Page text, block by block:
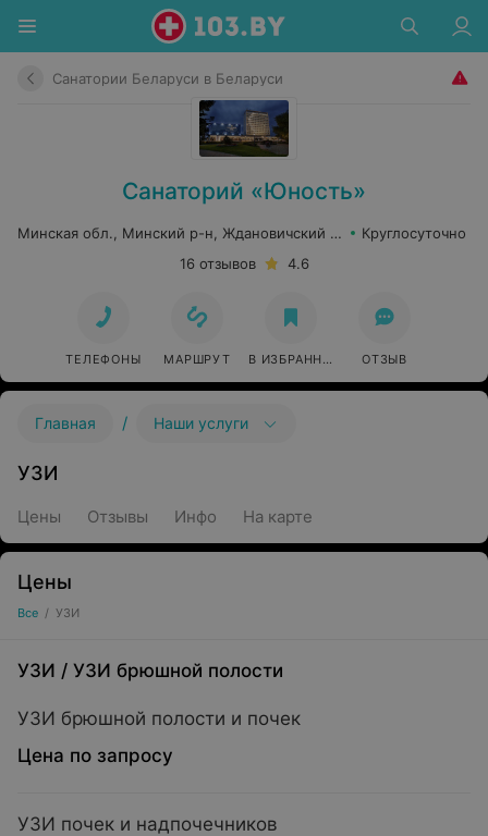
Санатории Беларуси в Беларуси
Санаторий «Юность»
Минская обл., Минский р-н, Ждановичский сельсовет, 67
Круглосуточно
16 отзывов
4.6
ТЕЛЕФОНЫ МАРШРУТ В ИЗБРАННОЕ ОТЗЫВ
Главная / Наши услуги
УЗИ
Цены Отзывы Инфо На карте
Цены
Все / УЗИ
УЗИ / УЗИ брюшной полости
УЗИ брюшной полости и почек
Цена по запросу
УЗИ почек и надпочечников